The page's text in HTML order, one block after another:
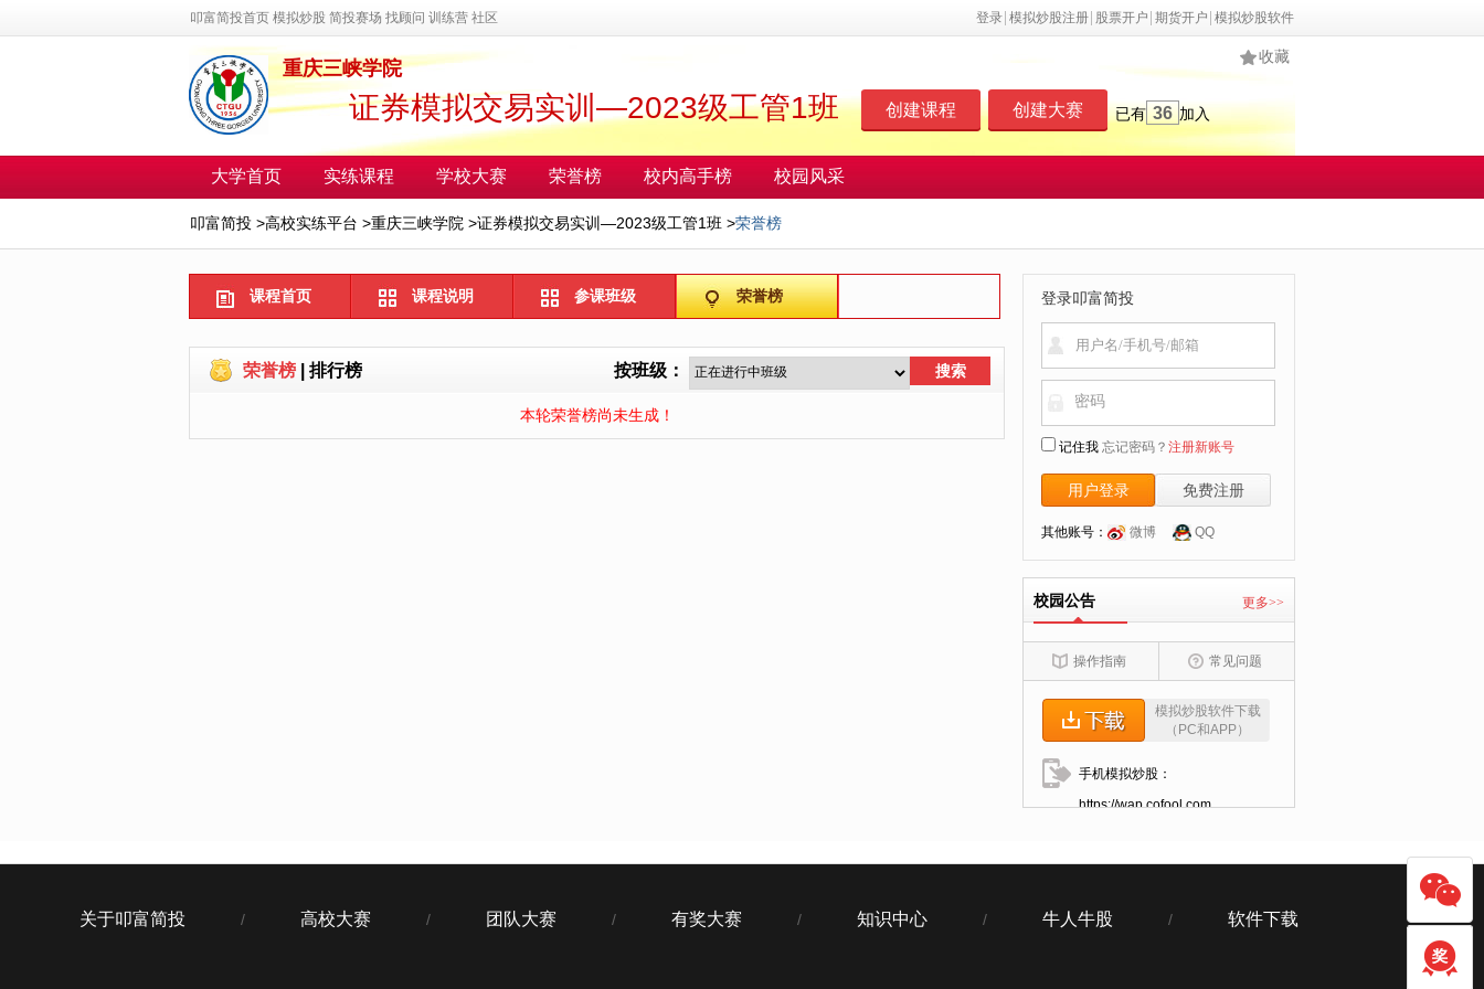
叩富简投首页 模拟炒股 简投赛场 找顾问 训练营 社区 登录 模拟炒股注册 股票开户 期货开户 模拟炒股软件
重庆三峡学院
证券模拟交易实训—2023级工管1班
收藏
创建课程 创建大赛 已有 36 加入
大学首页 实练课程 学校大赛 荣誉榜 校内高手榜 校园风采
叩富简投 >高校实练平台 >重庆三峡学院 >证券模拟交易实训—2023级工管1班 >荣誉榜
课程首页 课程说明 参课班级 荣誉榜
荣誉榜 排行榜 按班级： 搜索
本轮荣誉榜尚未生成！
登录叩富简投
密码
记住我 忘记密码？ 注册新账号
其他账号： 微博 QQ
校园公告 更多>>
操作指南 常见问题
模拟炒股软件下载
（PC和APP）
手机模拟炒股：
https://wap.cofool.com
关于叩富简投 / 高校大赛 / 团队大赛 / 有奖大赛 / 知识中心 / 牛人牛股 / 软件下载